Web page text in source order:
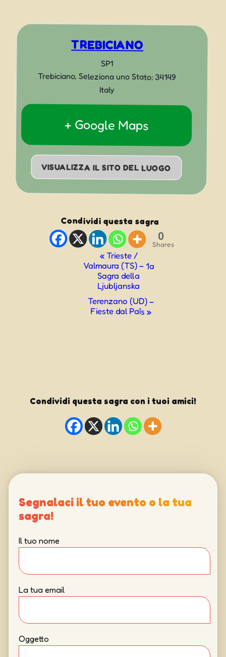
TREBICIANO
SP1
Trebiciano, Seleziona uno Stato:34149
Italy
+ Google Maps
VISUALIZZA IL SITO DEL LUOGO
Condividi questa sagra
0
Shares
Navigazione
«Trieste /
Valmaura (TS) – 1a
Sagra della
Ljubljanska
Terenzano (UD) –
Fieste dal Paîs»
Condividi questa sagra con i tuoi amici!
Segnalaci il tuo evento o la tua
sagra!
Il tuo nome
La tua email
Oggetto